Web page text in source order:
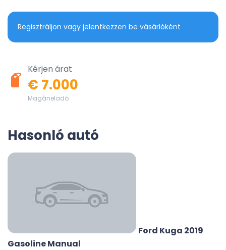
Regisztráljon vagy jelentkezzen be vásárlóként
Kérjen árat
€ 7.000
Magáneladó
Hasonló autó
Ford Kuga 2019
Gasoline Manual